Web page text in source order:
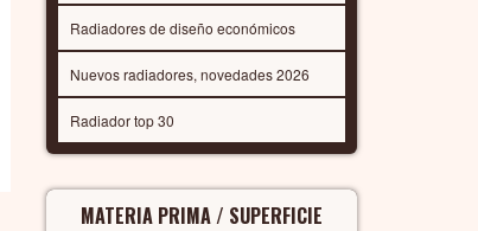
Radiadores de diseño económicos
Nuevos radiadores, novedades 2026
Radiador top 30
MATERIA PRIMA / SUPERFICIE